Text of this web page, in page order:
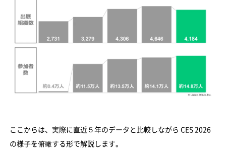
ここからは、実際に直近５年のデータと比較しながら CES 2026
の様子を俯瞰する形で解説します。